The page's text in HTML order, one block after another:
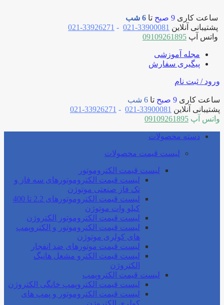
ساعت کاری 9 صبح تا 6 شب
پشتیبانی آنلاین 33900081-021
-
33926271-021
واتس آپ 09109261895
مجله آموزشی
پیگیری سفارش
ورود / ثبت نام
ساعت کاری 9 صبح تا 6 شب
پشتیبانی آنلاین 33900081-021
-
33926271-021
واتس آپ 09109261895
دسته محصولات
لیست قیمت محصولات
لیست قیمت الکتروموتور
لیست قیمت الکتروموتورهای سه فاز و
تک فاز صنعتی موتوژن
لیست قیمت الکتروموتورهای 2.2 تا 400
کیلو وات موتوژن
لیست قیمت الکتروموتور الکتروژن
لیست قیمت الکتروموتور و الکتروپمپ
های کولری موتوژن
لیست قیمت موتورهای ضد انفجار
لیست قیمت الکترو مشعل هانیگ
الکتروژن
لیست قیمت الکتروپمپ
لیست قیمت الکتروپمپ خانگی الکتروژن
لیست قیمت الکتروموتور و پمپ های
کولری الکتروژن